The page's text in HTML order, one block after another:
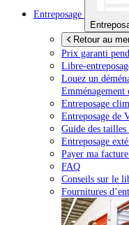
Entreposage
Retour au
Prix garanti
Libre-
Louez un
Entreposage
Entreposage de
Guide des
Entreposage
Payer ma
FAQ
Conseils sur le
Fournitures